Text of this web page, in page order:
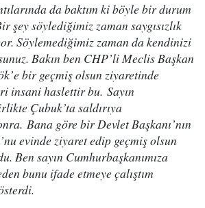
da baktım ki böyle bir durum
şey söylediğimiz zaman saygısızlık
Söylemediğimiz zaman da kendinizi
Bakın ben CHP’li Meclis Başkan
bir geçmiş olsun ziyaretinde
insani haslettir bu. Sayın
Çubuk’ta saldırıya
Bana göre bir Devlet Başkanı’nın
evinde ziyaret edip geçmiş olsun
Ben sayın Cumhurbaşkanımıza
bunu ifade etmeye çalıştım